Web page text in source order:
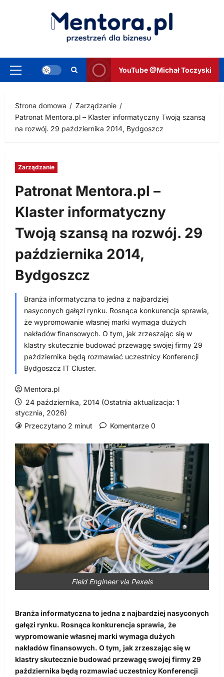
Menu
YouTube @Michał Toczyski
Strona domowa
Zarządzanie
Patronat Mentora.pl – Klaster informatyczny Twoją szansą
na rozwój. 29 października 2014, Bydgoszcz
Zarządzanie
Patronat Mentora.pl –
Klaster informatyczny
Twoją szansą na rozwój. 29
października 2014,
Bydgoszcz
Branża informatyczna to jedna z najbardziej
nasyconych gałęzi rynku. Rosnąca konkurencja sprawia,
że wypromowanie własnej marki wymaga dużych
nakładów finansowych. O tym, jak zrzeszając się w
klastry skutecznie budować przewagę swojej firmy 29
października będą rozmawiać uczestnicy Konferencji
Bydgoszcz IT Cluster.
Mentora.pl
24 października, 2014 (Ostatnia aktualizacja: 1
stycznia, 2026)
Przeczytano 2 minut
Komentarze 0
Field Engineer via Pexels
Branża informatyczna to jedna z najbardziej nasyconych
gałęzi rynku. Rosnąca konkurencja sprawia, że
wypromowanie własnej marki wymaga dużych
nakładów finansowych. O tym, jak zrzeszając się w
klastry skutecznie budować przewagę swojej firmy 29
października będą rozmawiać uczestnicy Konferencji